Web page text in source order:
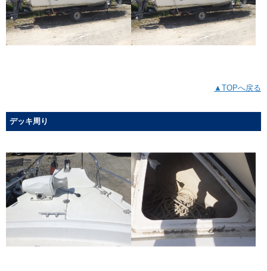
▲TOPへ戻る
デッキ周り